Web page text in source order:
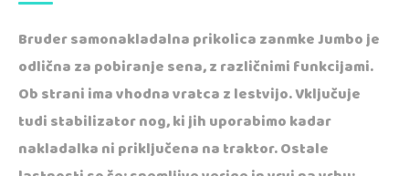
Bruder samonakladalna prikolica zanmke Jumbo je
odlična za pobiranje sena, z različnimi funkcijami.
Ob strani ima vhodna vratca z lestvijo. Vključuje
tudi stabilizator nog, ki jih uporabimo kadar
nakladalka ni priključena na traktor. Ostale